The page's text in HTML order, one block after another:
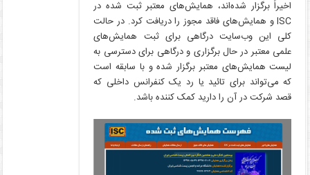
اخیراً برگزار شده‌اند، همایش‌های معتبر ثبت شده در
ISC و همایش‌های فاقد مجوز را دریافت کرد. در حالت
کلی این وب‌سایت درگاهی برای ثبت همایش‌های
علمی معتبر در حال برگزاری و درگاهی برای دسترسی به
لیست همایش‌های معتبر برگزار شده و با سابقه است
که می‌تواند برای تائید یا رد یک کنفرانس داخلی که
قصد شرکت در آن را دارید کمک کننده باشد.